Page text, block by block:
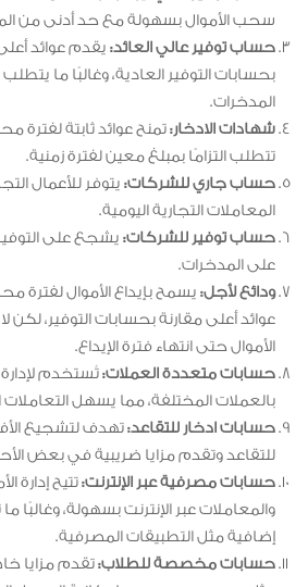
سحب الأموال بسهولة مع حد أدنى من
حساب توفير عالي العائد: يقدم عوائد
بحسابات التوفير العادية، وغالبًا ما
المدخرات.
شهادات الادخار:تمنح عوائد ثابتة لفترة
تتطلب التزامًا بمبلغ معين لفترة زمنية.
حساب جاري للشركات: يتوفر للأعمال
المعاملات التجارية اليومية.
حساب توفير للشركات: يشجع على
على المدخرات.
ودائع لأجل: يسمح بإيداع الأموال لفترة
عوائد أعلى مقارنة بحسابات التوفير،
الأموال حتى انتهاء فترة الإيداع.
حسابات متعددة العملات:تُستخدم لإدارة
بالعملات المختلفة، مما يسهل التعاملات
حسابات ادخار للتقاعد:تهدف لتشجيع
للتقاعد وتقدم مزايا ضريبية في بعض
حسابات مصرفية عبر الإنترنت:تتيح إدارة
والمعاملات عبر الإنترنت بسهولة، وغالبًا
إضافية مثل التطبيقات المصرفية.
حسابات مخصصة للطلاب:تقدم مزايا